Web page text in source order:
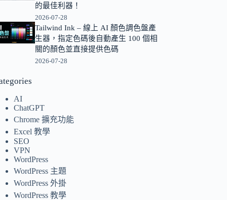
的最佳利器！
2026-07-28
Tailwind Ink – 線上 AI 顏色調色盤產
生器，指定色碼後自動產生 100 個相
關的顏色並直接提供色碼
2026-07-28
AI
ChatGPT
Chrome 擴充功能
Excel 教學
SEO
VPN
WordPress
WordPress 主題
WordPress 外掛
WordPress 教學